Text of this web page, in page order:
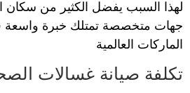
لهذا السبب يفضل الكثير من سكان
جهات متخصصة تمتلك خبرة واسعة
الماركات العالمية
تكلفة صيانة غسالات